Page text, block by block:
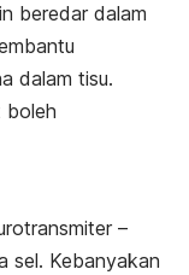
beredar dalam
dalam tisu.
boleh
–
sel. Kebanyakan